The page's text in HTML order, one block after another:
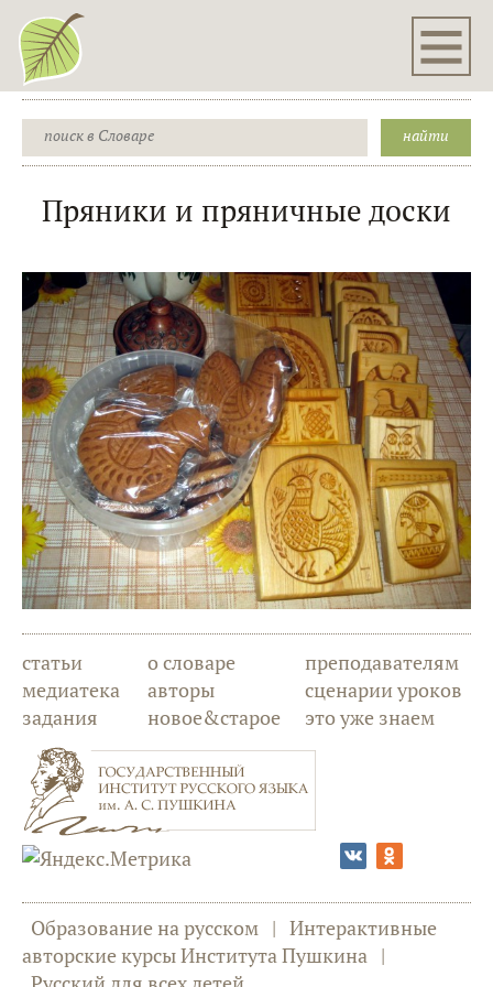
Пряники и пряничные доски
статьи
медиатека
задания
о словаре
авторы
новое&старое
преподавателям
сценарии уроков
это уже знаем
Образование на русском | Интерактивные
авторские курсы Института Пушкина |